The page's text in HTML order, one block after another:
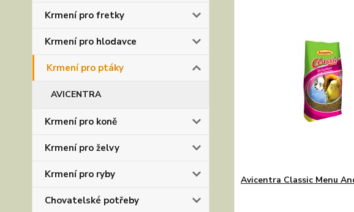
Krmení pro fretky
Krmení pro hlodavce
Krmení pro ptáky
AVICENTRA
Krmení pro koně
Krmení pro želvy
Krmení pro ryby
Chovatelské potřeby
Avicentra Classic Menu